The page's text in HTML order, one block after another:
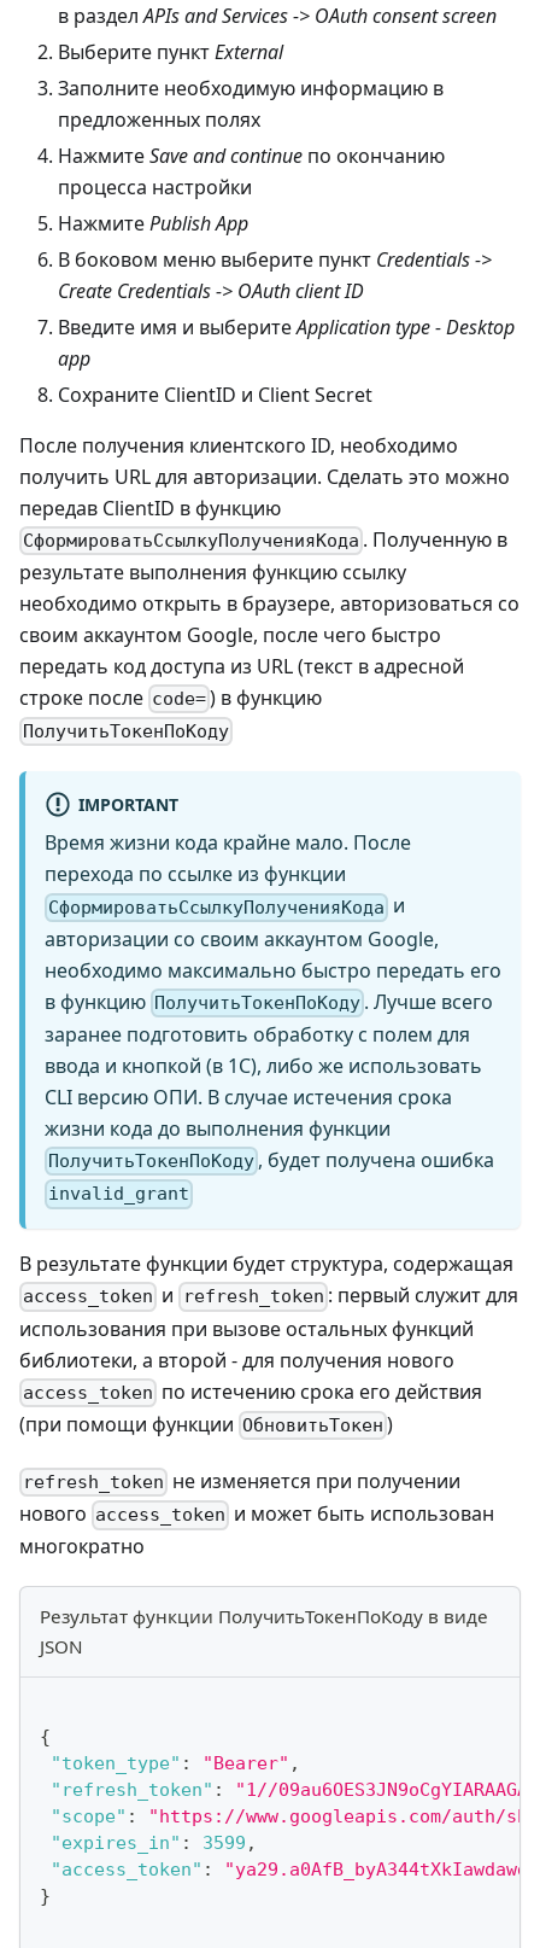
в разделAPIs and Services -> OAuth consent screen
Выберите пунктExternal
Заполните необходимую информацию в
предложенных полях
НажмитеSave and continue по окончанию
процесса настройки
НажмитеPublish App
В боковом меню выберите пункт Credentials ->
Create Credentials -> OAuth client ID
Введите имя и выберитеApplication type - Desktop
app
Сохраните ClientID и Client Secret
После получения клиентского ID, необходимо
получить URL для авторизации. Сделать это можно
передав ClientID в функцию
СформироватьСсылкуПолученияКода . Полученную в
результате выполнения функцию ссылку
необходимо открыть в браузере, авторизоваться со
своим аккаунтом Google, после чего быстро
передать код доступа из URL (текст в адресной
строке после code=) в функцию
ПолучитьТокенПоКоду
IMPORTANT
Время жизни кода крайне мало. После
перехода по ссылке из функции
СформироватьСсылкуПолученияКода и
авторизации со своим аккаунтом Google,
необходимо максимально быстро передать его
в функцию ПолучитьТокенПоКоду . Лучше всего
заранее подготовить обработку с полем для
ввода и кнопкой (в 1С), либо же использовать
CLI версию ОПИ. В случае истечения срока
жизни кода до выполнения функции
ПолучитьТокенПоКоду , будет получена ошибка
invalid_grant
В результате функции будет структура, содержащая
access_token и refresh_token : первый служит для
использования при вызове остальных функций
библиотеки, а второй - для получения нового
access_token по истечению срока его действия
(при помощи функции ОбновитьТокен )
refresh_token не изменяется при получении
нового access_token и может быть использован
многократно
Результат функции ПолучитьТокенПоКоду в виде
JSON
{
"token_type" : "Bearer" ,
"refresh_token" :
"1//
"scope" :
"https://www.googleapis.com/auth/
"expires_in" : 3599 ,
"access_token" :
}